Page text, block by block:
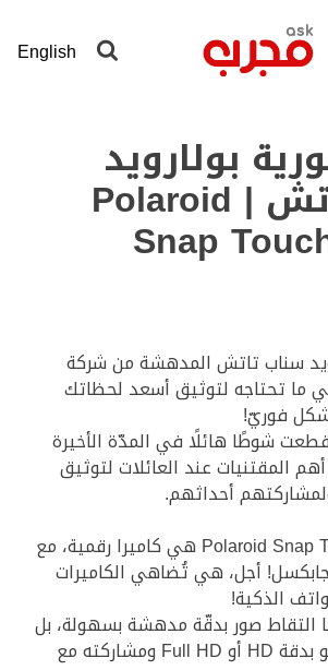
English
بولارويد
سناب تاتش | Polaroid
Snap
سناب تاتش المدهشة من شركة
ما تحتاجه لتوثيق أسعد لحظاتك
فوريّ!
قطعت شوطًا هائلًا في المدّة الأخيرة
المقتنيات عند العائلات لتوثيق
أحداثهم.
كاميرا فورية Polaroid Snap Touch هي كاميرا رقمية، مع
بدقة 13 ميجابكسل! أجل، هي تُضاهي الكاميرات
الذكية!
التقاط صور بدقّة مدهشة بسهولة، بل
وحتى تصوير فيديو بدقة HD أو Full HD ومشاركته مع